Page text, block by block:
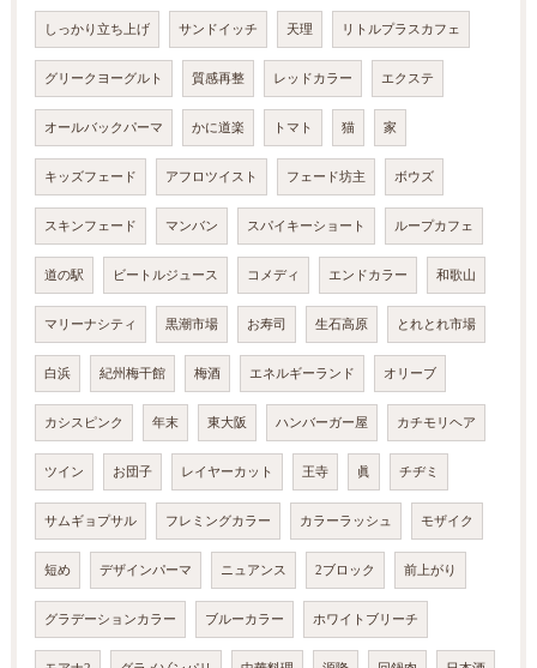
しっかり立ち上げ サンドイッチ 天理 リトルプラスカフェ
グリークヨーグルト 質感再整 レッドカラー エクステ
オールバックパーマ かに道楽 トマト 猫 家
キッズフェード アフロツイスト フェード坊主 ボウズ
スキンフェード マンバン スパイキーショート ループカフェ
道の駅 ビートルジュース コメディ エンドカラー 和歌山
マリーナシティ 黒潮市場 お寿司 生石高原 とれとれ市場
白浜 紀州梅干館 梅酒 エネルギーランド オリーブ
カシスピンク 年末 東大阪 ハンバーガー屋 カチモリヘア
ツイン お団子 レイヤーカット 王寺 眞 チヂミ
サムギョプサル フレミングカラー カラーラッシュ モザイク
短め デザインパーマ ニュアンス 2ブロック 前上がり
グラデーションカラー ブルーカラー ホワイトブリーチ